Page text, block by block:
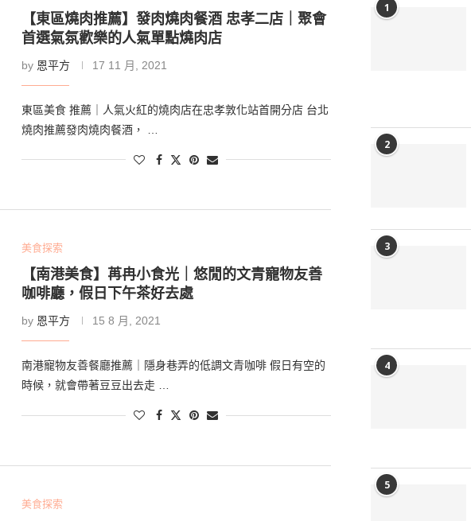
【東區燒肉推薦】發肉燒肉餐酒 忠孝二店｜聚會
首選氣氛歡樂的人氣單點燒肉店
by 恩平方 17 11 月, 2021
東區美食 推薦｜人氣火紅的燒肉店在忠孝敦化站首開分店 台北
燒肉推薦發肉燒肉餐酒， …
美食探索
【南港美食】苒冉小食光｜悠閒的文青寵物友善
咖啡廳，假日下午茶好去處
by 恩平方 15 8 月, 2021
南港寵物友善餐廳推薦｜隱身巷弄的低調文青咖啡 假日有空的
時候，就會帶著豆豆出去走 …
美食探索
1
2
3
4
5